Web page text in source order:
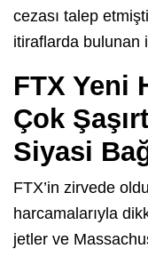
cezası talep
itiraflarda bulunan
FTX Yeni
Çok
Siyasi
FTX’in zirvede
harcamalarıyla
jetler ve